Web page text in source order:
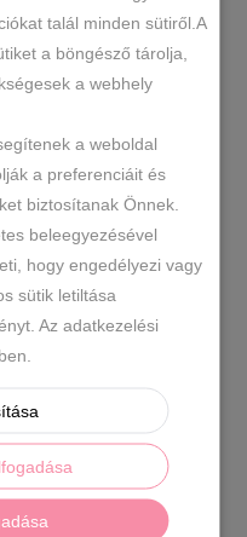
színben
talál minden sütiről.A
a böngésző tárolja,
a webhely
a weboldal
a preferenciáit és
biztosítanak Önnek.
beleegyezésével
hogy engedélyezi vagy
sütik letiltása
Az adatkezelési